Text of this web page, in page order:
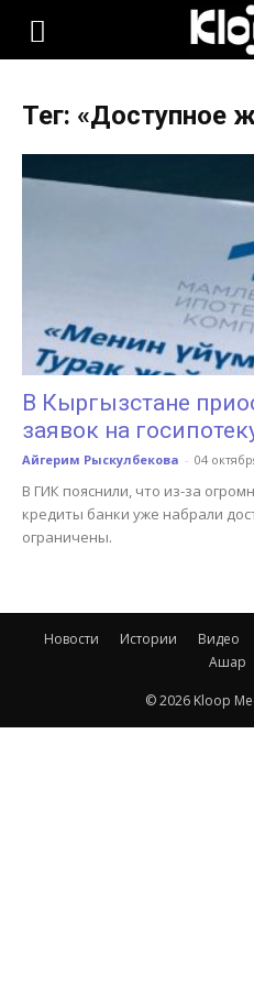
KLOOP.KG
Тег: «Доступное
В Кыргызстане
заявок на
Айгерим Рыскулбекова - 04
В ГИК пояснили, что из-за
кредиты банки уже набрали
ограничены.
Новости Истории Видео
Ашар
© 2026 Kloop